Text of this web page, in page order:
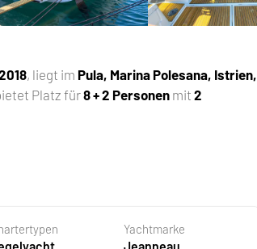
, liegt im Pula, Marina Polesana, Istrien,
Platz für8 + 2 Personen mit2
Yachtmarke